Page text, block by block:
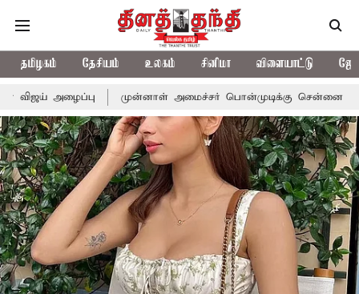
தமிழகம் தேசியம் உலகம் சினிமா விளையாட்டு
அமைச்சர் பொன்முடிக்கு சென்னை நீதிமன்றம் பிடிவாராண்ட்